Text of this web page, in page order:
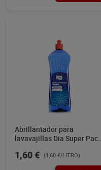
Abrillantador para
lavavajillas Dia Super
1,60 € (1,60 €/LITRO)